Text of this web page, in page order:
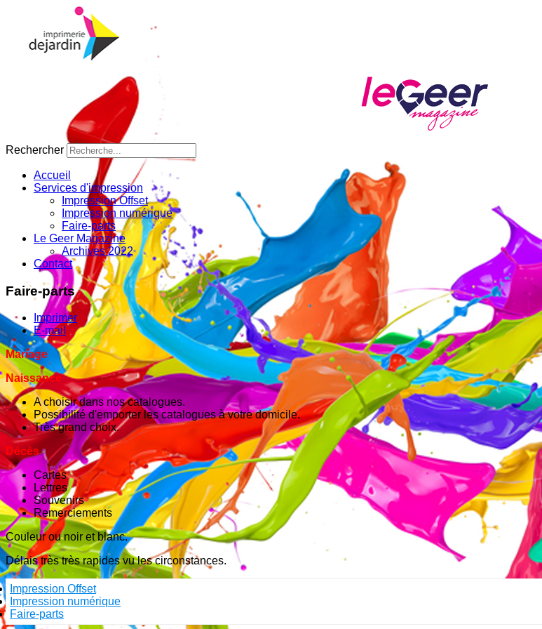
Rechercher
Accueil
Services d'impression
Impression Offset
Impression numérique
Faire-parts
Le Geer Magazine
Archives 2022
Contact
Faire-parts
Imprimer
E-mail
Mariage
Naissance
A choisir dans nos catalogues.
Possibilité d'emporter les catalogues à votre domicile.
Très grand choix.
Décès
Cartes
Lettres
Souvenirs
Remerciements
Couleur ou noir et blanc.
Délais très très rapides vu les circonstances.
Impression Offset
Impression numérique
Faire-parts